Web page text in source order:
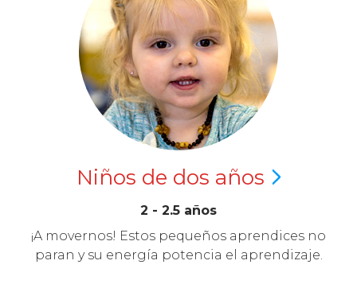
Niños de dos años
2 - 2.5 años
¡A movernos! Estos pequeños aprendices no
paran y su energía potencia el aprendizaje.